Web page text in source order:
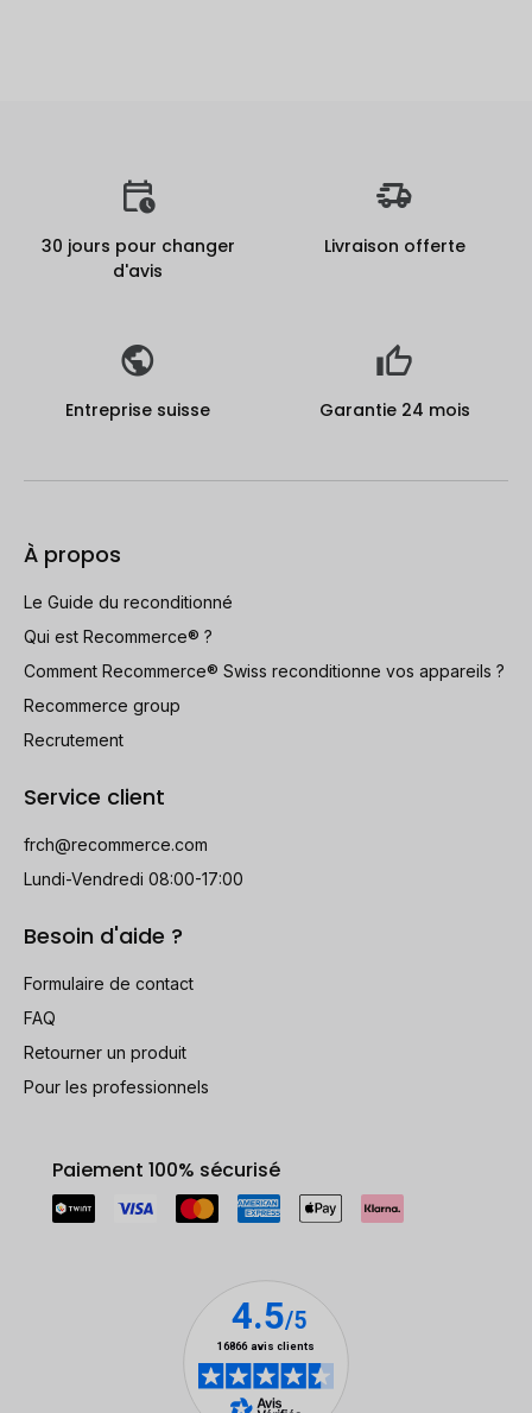
30 jours pour changer
d'avis
Livraison offerte
Entreprise suisse Garantie 24 mois
À propos
Le Guide du reconditionné
Qui est Recommerce® ?
Comment Recommerce® Swiss reconditionne vos appareils ?
Recommerce group
Recrutement
Service client
frch@recommerce.com
Lundi-Vendredi 08:00-17:00
Besoin d'aide ?
Formulaire de contact
FAQ
Retourner un produit
Pour les professionnels
Paiement 100% sécurisé